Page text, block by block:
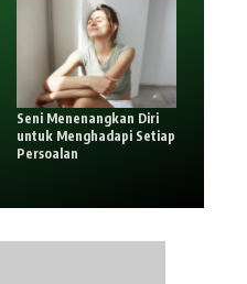
Seni Menenangkan Diri
untuk Menghadapi Setiap
Persoalan